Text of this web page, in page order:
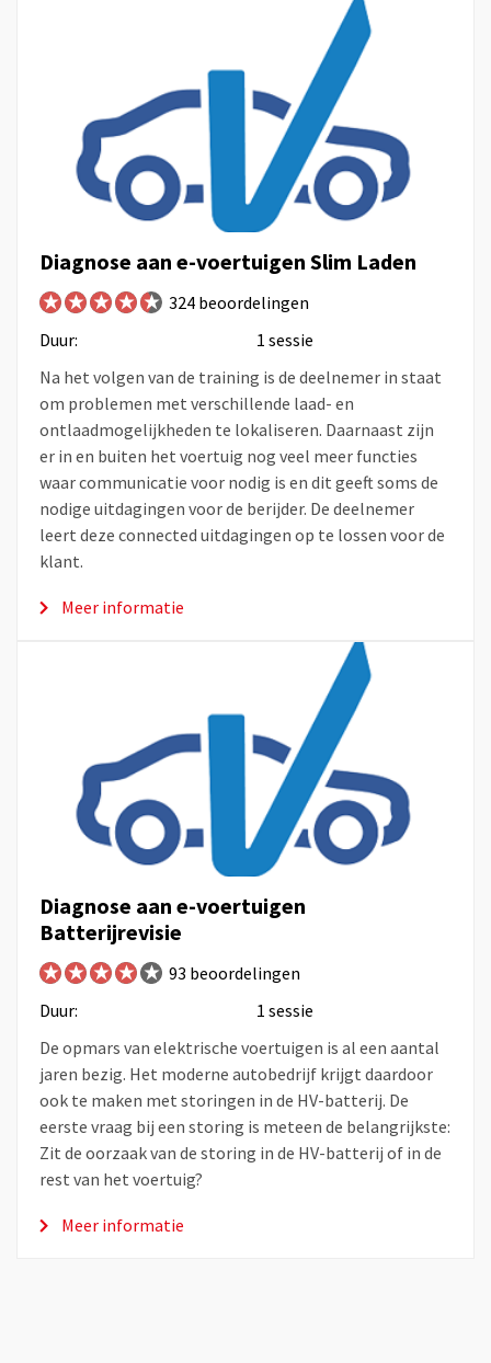
Diagnose aan e-voertuigen Slim Laden
324 beoordelingen
Duur:
1 sessie
Na het volgen van de training is de deelnemer in staat
om problemen met verschillende laad- en
ontlaadmogelijkheden te lokaliseren. Daarnaast zijn
er in en buiten het voertuig nog veel meer functies
waar communicatie voor nodig is en dit geeft soms de
nodige uitdagingen voor de berijder. De deelnemer
leert deze connected uitdagingen op te lossen voor de
klant.
Meer informatie
Diagnose aan e-voertuigen
Batterijrevisie
93 beoordelingen
Duur:
1 sessie
De opmars van elektrische voertuigen is al een aantal
jaren bezig. Het moderne autobedrijf krijgt daardoor
ook te maken met storingen in de HV-batterij. De
eerste vraag bij een storing is meteen de belangrijkste:
Zit de oorzaak van de storing in de HV-batterij of in de
rest van het voertuig?
Meer informatie